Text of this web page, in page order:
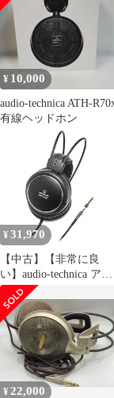
¥ 10,000
audio-technica ATH-
有線ヘッドホン
¥ 31,970
【中古】【非常に良
い】audio-technica アー
トモニターシリーズ 密
閉型ヘッドホン ハイレ
ゾ音源対応 ATH-
¥22,000